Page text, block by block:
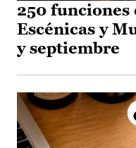
250 funciones
Escénicas y
y septiembre